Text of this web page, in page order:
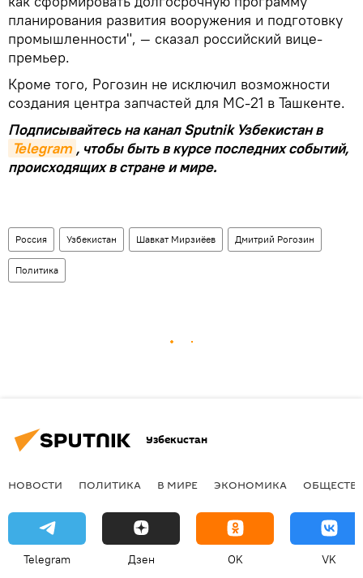
планирования развития вооружения и подготовку
промышленности", — сказал российский вице-
премьер.
Кроме того, Рогозин не исключил возможности
создания центра запчастей для МС-21 в Ташкенте.
Подписывайтесь на канал Sputnik Узбекистан в
Telegram , чтобы быть в курсе последних событий,
происходящих в стране и мире.
Россия Узбекистан Шавкат Мирзиёев Дмитрий Рогозин
Политика
Узбекистан
НОВОСТИ ПОЛИТИКА В МИРЕ ЭКОНОМИКА
Telegram Дзен OK VK